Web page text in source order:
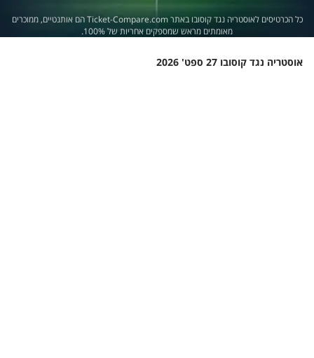
כל הכרטיסים לאוסטריה נגד קוסובו באתר Ticket-Compare.com הם אותנטיים, ממוכרים
מאומתים מראש שמספקים אחריות של 100%.
אוסטריה נגד קוסובו 27 ספט' 2026